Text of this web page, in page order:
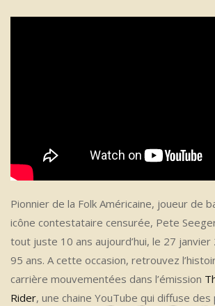
Pionnier de la Folk Américaine, joueur de
icône contestataire censurée, Pete
tout juste 10 ans aujourd’hui, le 27 janvier
95 ans. A cette occasion, retrouvez
carrière mouvementées dans l’émission
Rider, une chaine YouTube qui diffuse